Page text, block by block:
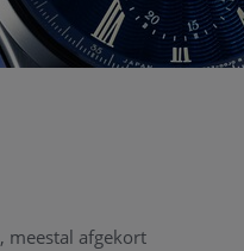
, meestal afgekort